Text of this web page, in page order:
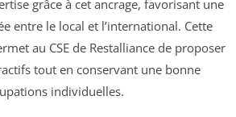
grâce à cet ancrage, favorisant une
entre le local et l’international. Cette
au CSE de Restalliance de proposer
tout en conservant une bonne
individuelles.